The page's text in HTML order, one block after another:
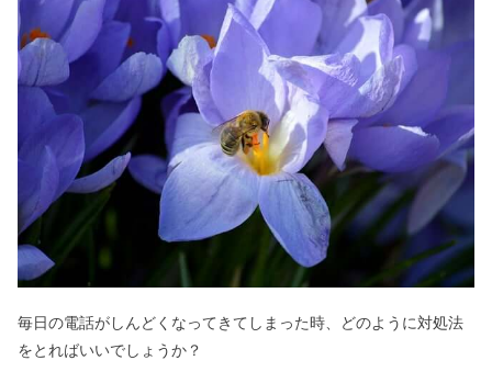
毎日の電話がしんどくなってきてしまった時、どのように対処法
をとればいいでしょうか？